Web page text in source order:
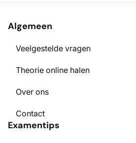
Algemeen
Veelgestelde vragen
Theorie online halen
Over ons
Contact
Examentips